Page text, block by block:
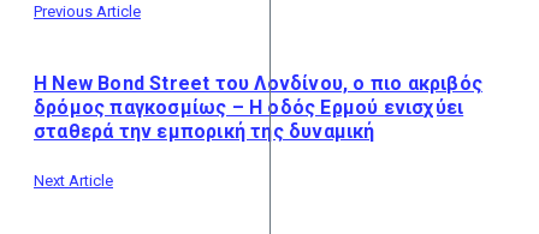
Previous Article
Η New Bond Street του Λονδίνου, ο πιο ακριβός
δρόμος παγκοσμίως – Η οδός Ερμού ενισχύει
σταθερά την εμπορική της δυναμική
Next Article